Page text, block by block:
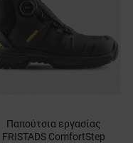
Παπούτσια εργασίας
FRISTADS ComfortStep